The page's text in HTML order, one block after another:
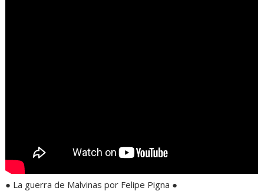
● La guerra de Malvinas por Felipe Pigna ●